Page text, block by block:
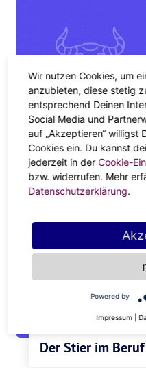
DEIN HOROSKOP
Der Stier in der
Der Stier im Beruf
Wir nutzen Cookies, um
anzubieten, diese stetig
entsprechend Deinen
Social Media und
auf „Akzeptieren“ willigst
Cookies ein. Du kannst
jederzeit in der Cookie-
bzw. widerrufen. Mehr
Datenschutzerklärung.
Powered by
Impressum